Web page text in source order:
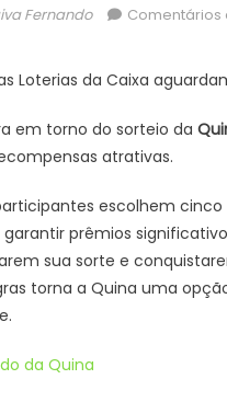
Fernando
Loterias da Caixa
em torno do sorteio da
atrativas.
escolhem
prêmios
sua sorte e
torna a Quina uma
da Quina